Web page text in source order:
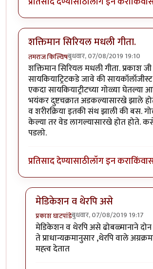
शक्तिमान सिरियल मधली गीता.
तमराज किल्विषबुधवार, 07/08/2019 19:10
शक्तिमान सिरियल मधली गीता. प्रकाश जी
सायकियाट्रिटकडे जावे की
एकदा सायकियाट्रीटच्या गोळ्या घेतल्या
भयंकर दुष्टचक्रात अडकल्यासारखे झाले
व शरीरक्रिया इतकी संथ झाली की बस.
केल्या तर वेड लागल्यासारखे होत होते.
पडलो.
प्रतिसाद देण्यासाठीलॉग इन कराकिंवा
मेडिकेशन व थेरपि असे
प्रकाश घाटपांडेबुधवार, 07/08/2019 19:17
In reply toशक्तिमान सिरियल मधली
मेडिकेशन व थेरपि असे ढोबळ्मानाने
ते प्राधान्यक्रमानुसार ,थेरपि वाले
मह्त्व देतात